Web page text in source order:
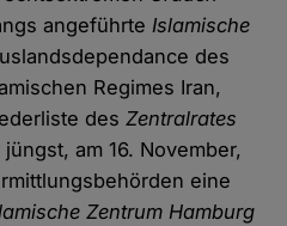
angeführteIslamische
des
Regimes Iran,
desZentralrates
am 16. November,
eine
Zentrum Hamburg